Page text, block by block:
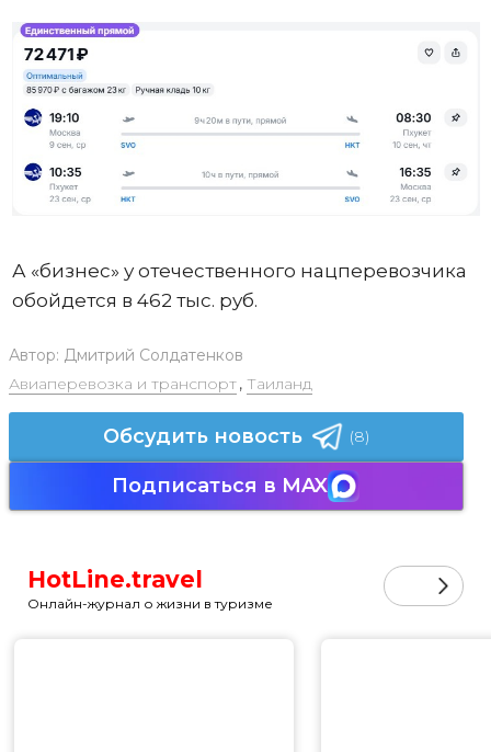
А «бизнес» у отечественного нацперевозчика
обойдется в 462 тыс. руб.
Автор: Дмитрий Солдатенков
Авиаперевозка и транспорт, Таиланд
Обсудить новость (8)
Подписаться в MAX
HotLine.travel
Онлайн-журнал о жизни в туризме